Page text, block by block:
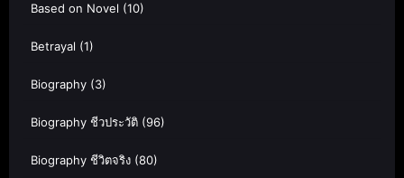
Based on Novel (10)
Betrayal (1)
Biography (3)
Biography ชีวประวัติ (96)
Biography ชีวิตจริง (80)